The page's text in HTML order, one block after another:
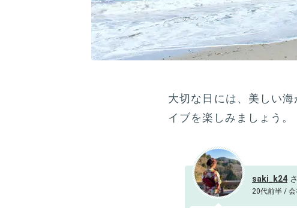
大切な日には、美しい
イブを楽しみましょう。
saki_k24
20代前半 / 会